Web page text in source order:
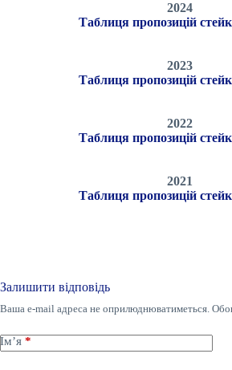
2024
Таблиця пропозицій
2023
Таблиця пропозицій
2022
Таблиця пропозицій
2021
Таблиця пропозицій
Залишити відповідь
Ваша e-mail адреса не оприлюднюватиметься.
Ім’я *